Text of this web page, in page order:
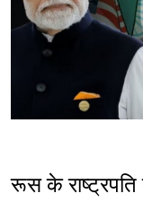
रूस के राष्ट्रपति